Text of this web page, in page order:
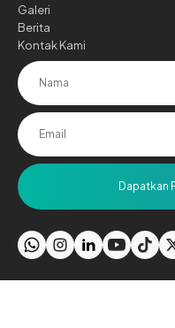
Galeri
Berita
Kontak Kami
Dapatkan